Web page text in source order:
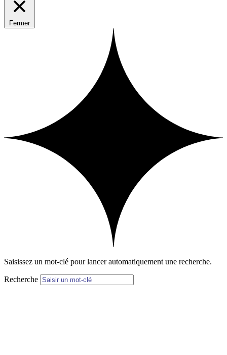
Fermer
Saisissez un mot-clé pour lancer automatiquement une recherche.
Recherche